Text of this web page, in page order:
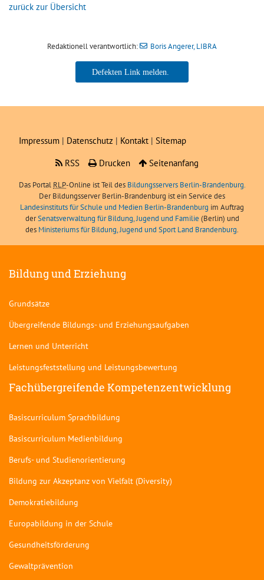
zurück zur Übersicht
Redaktionell verantwortlich: Boris Angerer, LIBRA
Boris Angerer, LIBRA
Impressum | Datenschutz | Kontakt | Sitemap
RSS
Drucken Seitenanfang
Das Portal RLP-Online ist Teil des Bildungsservers Berlin-Brandenburg.
Der Bildungsserver Berlin-Brandenburg ist ein Service des
Landesinstituts für Schule und Medien Berlin-Brandenburg im Auftrag
derSenatsverwaltung für Bildung, Jugend und Familie (Berlin) und
des Ministeriums für Bildung, Jugend und Sport Land Brandenburg.
Bildung und Erziehung
Grundsätze
Übergreifende Bildungs- und Erziehungsaufgaben
Lernen und Unterricht
Leistungsfeststellung und Leistungsbewertung
Fachübergreifende Kompetenzentwicklung
Basiscurriculum Sprachbildung
Basiscurriculum Medienbildung
Berufs- und Studienorientierung
Bildung zur Akzeptanz von Vielfalt (Diversity)
Demokratiebildung
Europabildung in der Schule
Gesundheitsförderung
Gewaltprävention